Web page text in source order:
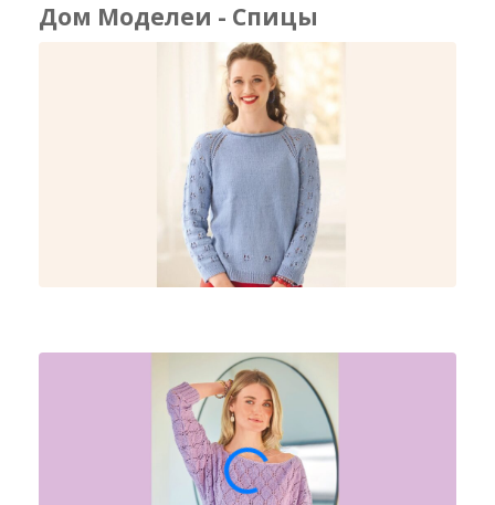
Дом Моделеи - Спицы